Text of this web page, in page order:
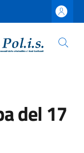
del 17